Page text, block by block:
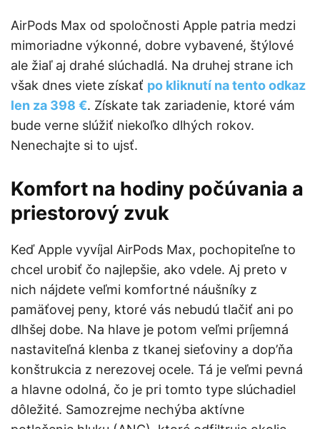
AirPods Max od spoločnosti Apple patria medzi
mimoriadne výkonné, dobre vybavené, štýlové
ale žiaľ aj drahé slúchadlá. Na druhej strane ich
však dnes viete získať po kliknutí na tento odkaz
len za 398 €. Získate tak zariadenie, ktoré vám
bude verne slúžiť niekoľko dlhých rokov.
Nenechajte si to ujsť.
Komfort na hodiny počúvania a
priestorový zvuk
Keď Apple vyvíjal AirPods Max, pochopiteľne to
chcel urobiť čo najlepšie, ako vdele. Aj preto v
nich nájdete veľmi komfortné náušníky z
pamäťovej peny, ktoré vás nebudú tlačiť ani po
dlhšej dobe. Na hlave je potom veľmi príjemná
nastaviteľná klenba z tkanej sieťoviny a dop’ňa
konštrukcia z nerezovej ocele. Tá je veľmi pevná
a hlavne odolná, čo je pri tomto type slúchadiel
dôležité. Samozrejme nechýba aktívne